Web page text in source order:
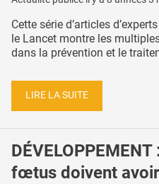
Cette série d’articles
le Lancet montre les
dans la prévention et le
LIRE LA SUITE
fœtus doivent